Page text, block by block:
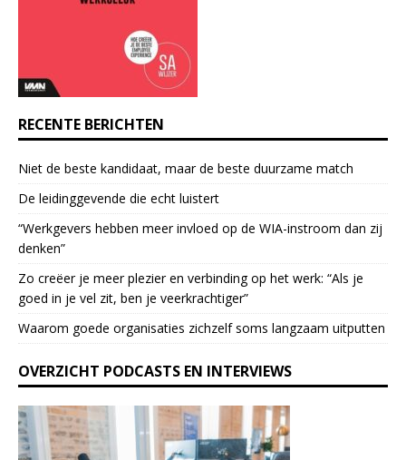
.
l
e
a
s
e
l
a
v
t
h
i
s
f
RECENTE BERICHTEN
Niet de beste kandidaat, maar de beste duurzame match
De leidinggevende die echt luistert
“Werkgevers hebben meer invloed op de WIA-instroom dan zij
denken”
Zo creëer je meer plezier en verbinding op het werk: “Als je
goed in je vel zit, ben je veerkrach­tiger”
Waarom goede organisaties zichzelf soms langzaam uitputten
OVERZICHT PODCASTS EN INTERVIEWS